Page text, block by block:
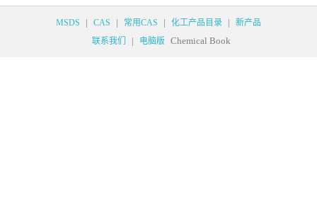
MSDS | CAS | 常用CAS | 化工产品目录 |
新产品
联系我们
| 电脑版 Chemical Book